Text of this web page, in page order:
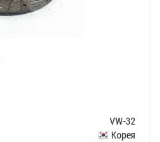
VW-32
Корея